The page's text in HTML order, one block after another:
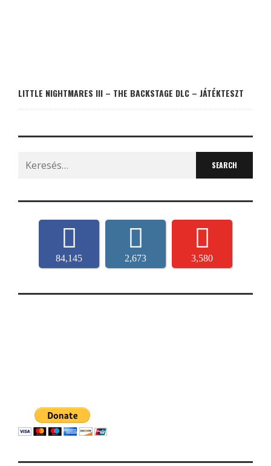
LITTLE NIGHTMARES III – THE BACKSTAGE DLC – JÁTÉKTESZT
Search
for:
84,145 2,673 3,580